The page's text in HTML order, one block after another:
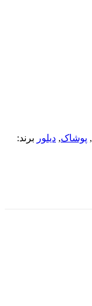
, پوشاک, دیلور برند: